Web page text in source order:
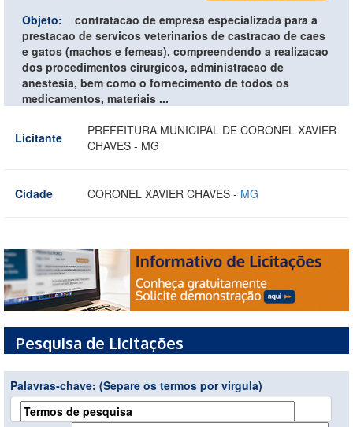
Objeto:
contratacao de empresa especializada para a
prestacao de servicos veterinarios de castracao de caes
e gatos (machos e femeas), compreendendo a realizacao
dos procedimentos cirurgicos, administracao de
anestesia, bem como o fornecimento de todos os
medicamentos, materiais ...
Licitante
PREFEITURA MUNICIPAL DE CORONEL XAVIER
CHAVES - MG
Cidade CORONEL XAVIER CHAVES - MG
Pesquisa de Licitações
Palavras-chave: (Separe os termos por virgula)